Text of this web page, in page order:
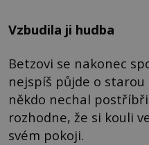
Vzbudila ji hudba
Betzovi se nakonec
nejspíš půjde o
někdo nechal
rozhodne, že si kouli
svém pokoji.